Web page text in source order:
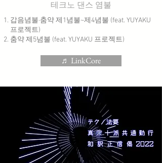
테크노 댄스 염불
갑음념불·춤약 제1념불~제4념불 (feat. YUYAKU
프로젝트)
춤약 제5념불 (feat. YUYAKU 프로젝트)
♬ LinkCore